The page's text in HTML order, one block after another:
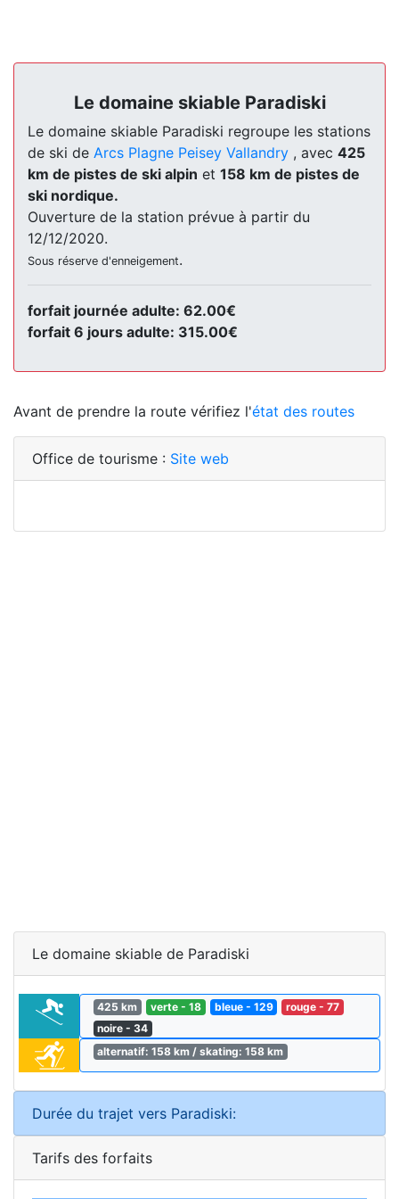
Le domaine skiable Paradiski
Le domaine skiable Paradiski regroupe les stations
de ski de Arcs Plagne Peisey Vallandry , avec 425
km de pistes de ski alpin et 158 km de pistes de
ski nordique.
Ouverture de la station prévue à partir du
12/12/2020.
Sous réserve d'enneigement.
forfait journée adulte: 62.00€
forfait 6 jours adulte: 315.00€
Avant de prendre la route vérifiez l'état des routes
Office de tourisme : Site web
Le domaine skiable de Paradiski
425 km verte - 18 bleue - 129
rouge - 77
noire - 34
alternatif: 158 km / skating: 158 km
Durée du trajet vers Paradiski:
Tarifs des forfaits